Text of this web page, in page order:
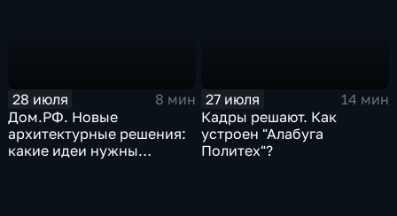
28 июля
8 мин
Дом.РФ. Новые
архитектурные решения:
какие идеи нужны
27 июля
14 мин
Кадры решают. Как
устроен "Алабуга
Политех"?